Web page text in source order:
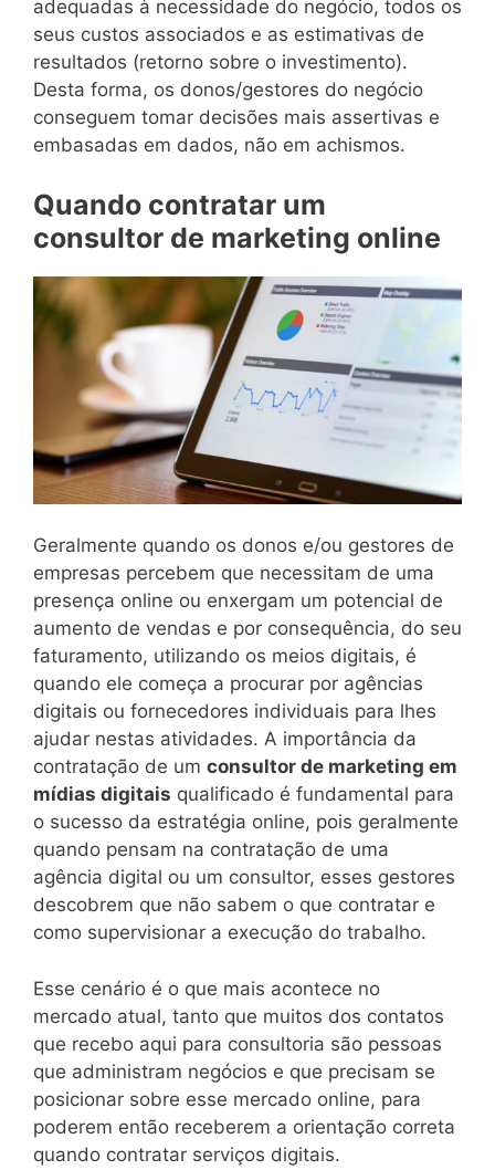
adequadas à necessidade do negócio, todos os
seus custos associados e as estimativas de
resultados (retorno sobre o investimento).
Desta forma, os donos/gestores do negócio
conseguem tomar decisões mais assertivas e
embasadas em dados, não em achismos.
Quando contratar um
consultor de marketing online
Geralmente quando os donos e/ou gestores de
empresas percebem que necessitam de uma
presença online ou enxergam um potencial de
aumento de vendas e por consequência, do seu
faturamento, utilizando os meios digitais, é
quando ele começa a procurar por agências
digitais ou fornecedores individuais para lhes
ajudar nestas atividades. A importância da
contratação de um consultor de marketing em
mídias digitais qualificado é fundamental para
o sucesso da estratégia online, pois geralmente
quando pensam na contratação de uma
agência digital ou um consultor, esses gestores
descobrem que não sabem o que contratar e
como supervisionar a execução do trabalho.
Esse cenário é o que mais acontece no
mercado atual, tanto que muitos dos contatos
que recebo aqui para consultoria são pessoas
que administram negócios e que precisam se
posicionar sobre esse mercado online, para
poderem então receberem a orientação correta
quando contratar serviços digitais.